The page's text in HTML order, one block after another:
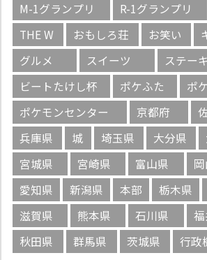
M-1グランプリ R-1グランプリ
THE W
おもしろ荘 お笑い
グルメ
スイーツ ステーキ
ビートたけし杯
ポケふた
ポ
ポケモンセンター
京都府
兵庫県
城 埼玉県 大分県
宮城県
宮崎県 富山県
愛知県
新潟県 本部 栃木県
滋賀県
熊本県 石川県
秋田県
群馬県 茨城県 行政